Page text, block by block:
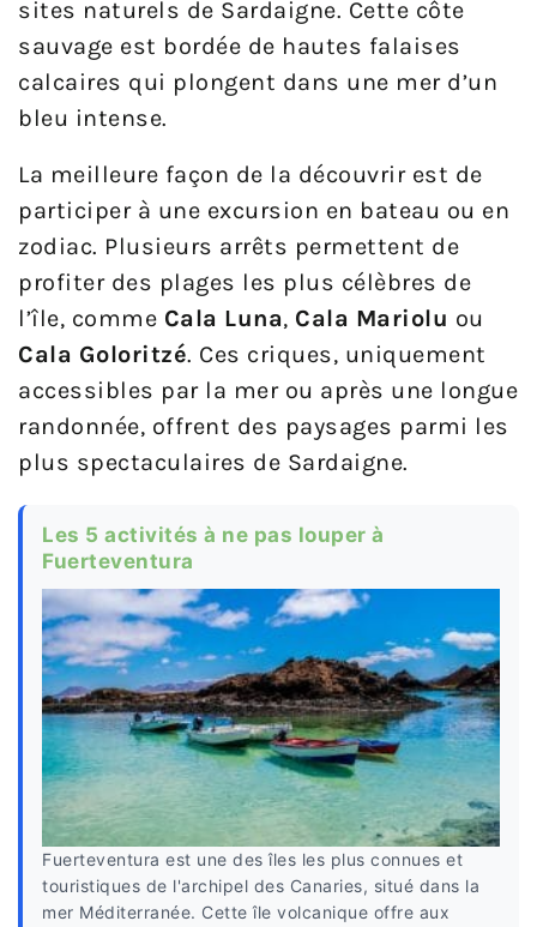
sites naturels de Sardaigne. Cette côte
sauvage est bordée de hautes falaises
calcaires qui plongent dans une mer d’un
bleu intense.
La meilleure façon de la découvrir est de
participer à une excursion en bateau ou en
zodiac. Plusieurs arrêts permettent de
profiter des plages les plus célèbres de
l’île, comme Cala Luna, Cala Mariolu ou
Cala Goloritzé. Ces criques, uniquement
accessibles par la mer ou après une longue
randonnée, offrent des paysages parmi les
plus spectaculaires de Sardaigne.
Les 5 activités à ne pas louper à
Fuerteventura
Fuerteventura est une des îles les plus connues et
touristiques de l'archipel des Canaries, situé dans la
mer Méditerranée. Cette île volcanique offre aux